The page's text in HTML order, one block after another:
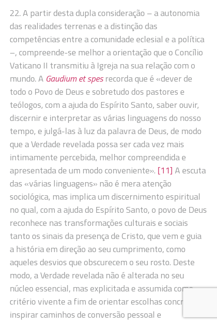
22. A partir desta dupla consideração – a autonomia
das realidades terrenas e a distinção das
competências entre a comunidade eclesial e a política
–, compreende-se melhor a orientação que o Concílio
Vaticano II transmitiu à Igreja na sua relação com o
mundo. A Gaudium et spesrecorda que é «dever de
todo o Povo de Deus e sobretudo dos pastores e
teólogos, com a ajuda do Espírito Santo, saber ouvir,
discernir e interpretar as várias linguagens do nosso
tempo, e julgá-las à luz da palavra de Deus, de modo
que a Verdade revelada possa ser cada vez mais
intimamente percebida, melhor compreendida e
apresentada de um modo conveniente». [11] A escuta
das «várias linguagens» não é mera atenção
sociológica, mas implica um discernimento espiritual
no qual, com a ajuda do Espírito Santo, o povo de Deus
reconhece nas transformações culturais e sociais
tanto os sinais da presença de Cristo, que vem e guia
a história em direção ao seu cumprimento, como
aqueles desvios que obscurecem o seu rosto. Deste
modo, a Verdade revelada não é alterada no seu
núcleo essencial, mas explicitada e assumida como
critério vivente a fim de orientar escolhas concretas,
inspirar caminhos de conversão pessoal e